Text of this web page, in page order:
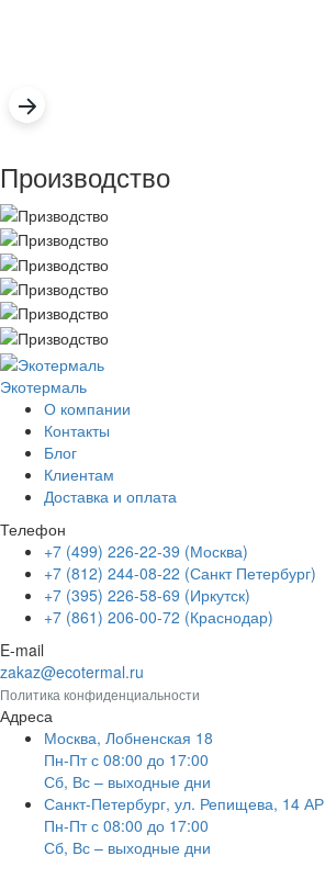
Производство
Экотермаль
О компании
Контакты
Блог
Клиентам
Доставка и оплата
Телефон
+7 (499) 226-22-39 (Москва)
+7 (812) 244-08-22 (Санкт Петербург)
+7 (395) 226-58-69 (Иркутск)
+7 (861) 206-00-72 (Краснодар)
E-mail
zakaz@ecotermal.ru
Политика конфиденциальности
Адреса
Москва, Лобненская 18
Пн-Пт с 08:00 до 17:00
Сб, Вс – выходные дни
Санкт-Петербург, ул. Репищева, 14 АР
Пн-Пт с 08:00 до 17:00
Сб, Вс – выходные дни